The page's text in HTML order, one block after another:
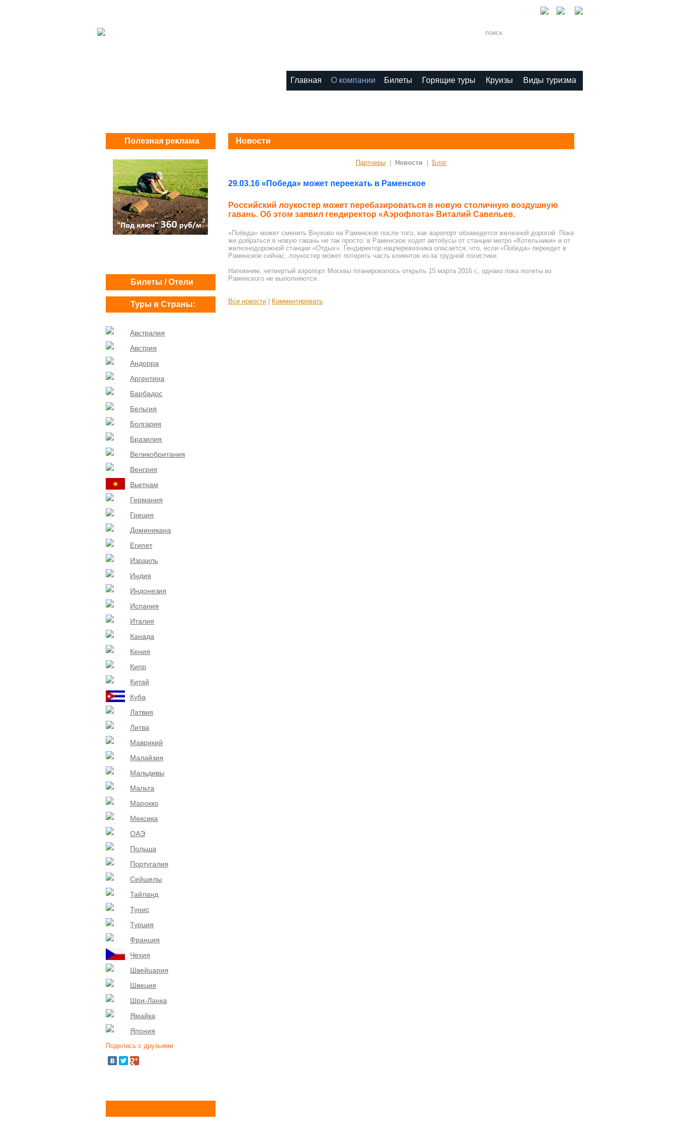
Главная О компании Билеты Горящие туры Круизы Виды туризма
Полезная реклама
Билеты / Отели
Туры в Страны:
Австралия
Австрия
Андорра
Аргентина
Барбадос
Бельгия
Болгария
Бразилия
Великобритания
Венгрия
Вьетнам
Германия
Греция
Доминикана
Египет
Израиль
Индия
Индонезия
Испания
Италия
Канада
Кения
Кипр
Китай
Куба
Латвия
Литва
Маврикий
Малайзия
Мальдивы
Мальта
Марокко
Мексика
ОАЭ
Польша
Португалия
Сейшелы
Тайланд
Тунис
Турция
Франция
Чехия
Швейцария
Швеция
Шри-Ланка
Ямайка
Япония
Поделись с друзьями
Новости
Партнеры Новости Блог
29.03.16 «Победа» может переехать в Раменское
Российский лоукостер может перебазироваться в новую столичную воздушную
гавань. Об этом заявил гендиректор «Аэрофлота» Виталий Савельев.
«Победа» может сменить Внуково на Раменское после того, как аэропорт обзаведется железной дорогой. Пока
же добраться в новую гавань не так просто: в Раменское ходят автобусы от станции метро «Котельники» и от
железнодорожной станции «Отдых». Гендиректор нацперевозчика опасается, что, если «Победа» переедет в
Раменское сейчас, лоукостер может потерять часть клиентов из-за трудной логистики.
Напомним, четвертый аэропорт Москвы планировалось открыть 15 марта 2016 г., однако пока полеты из
Раменского не выполняются.
Все новости Комментировать